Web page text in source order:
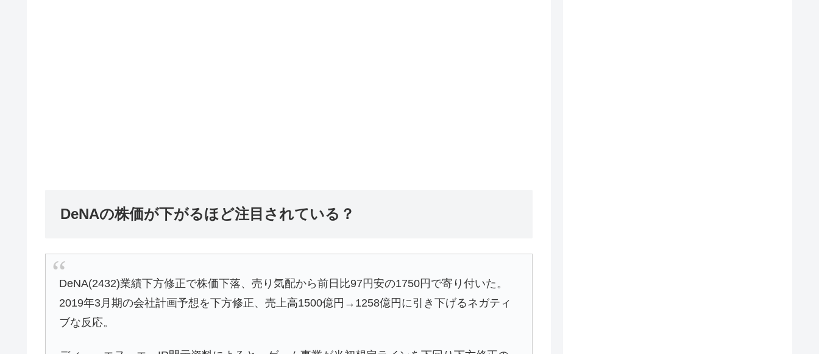
DeNAの株価が下がるほど注目されている？
DeNA(2432)業績下方修正で株価下落、売り気配から前日比97円安の1750円で寄り付いた。
2019年3月期の会社計画予想を下方修正、売上高1500億円→1258億円に引き下げるネガティ
ブな反応。